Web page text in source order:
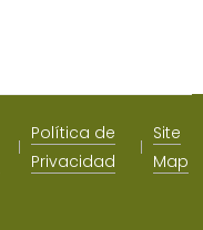
Política de
Privacidad
Site
Map